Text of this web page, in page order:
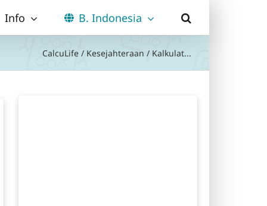
Info B. Indonesia
CalcuLife / Kesejahteraan / Kalkulat...